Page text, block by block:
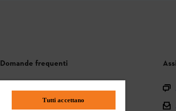
Domande frequenti
Batterie e attrezzi elettrici
Tutti accettano